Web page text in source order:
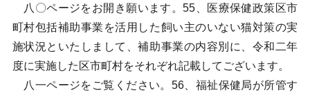
八〇ページをお開き願います。55、医療保健政策区市
町村包括補助事業を活用した飼い主のいない猫対策の実
施状況といたしまして、補助事業の内容別に、令和二年
度に実施した区市町村をそれぞれ記載してございます。
八一ページをご覧ください。56、福祉保健局が所管す